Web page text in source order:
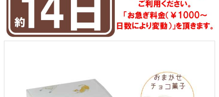
引菓子
引出物ギフト
カタログギフト